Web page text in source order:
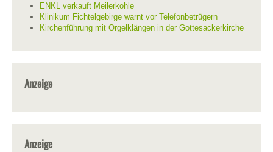
ENKL verkauft Meilerkohle
Klinikum Fichtelgebirge warnt vor Telefonbetrügern
Kirchenführung mit Orgelklängen in der Gottesackerkirche
Anzeige
Anzeige